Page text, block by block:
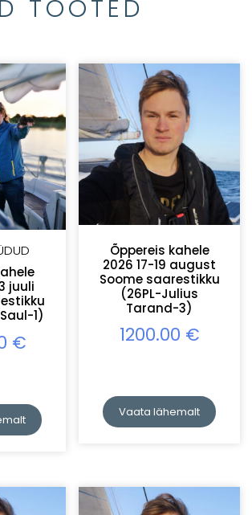
TOOTED
juuli
1)
€
Õppereis kahele
2026 17-19 august
Soome saarestikku
(26PL-Julius
Tarand-3)
1200.00 €
Vaata lähemalt